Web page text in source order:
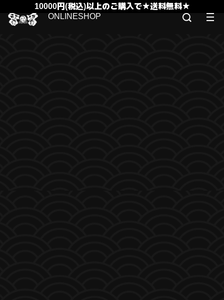
10000円(税込)以上のご購入で★送料無料★
ONLINESHOP